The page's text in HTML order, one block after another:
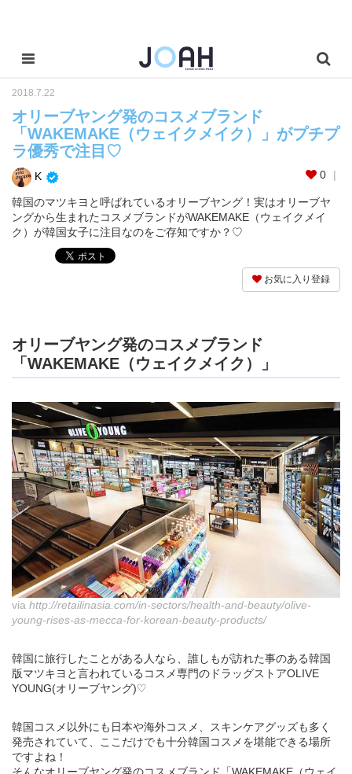
2018.7.22
オリーブヤング発のコスメブランド
「WAKEMAKE（ウェイクメイク）」がプチプ
ラ優秀で注目♡
K 0
韓国のマツキヨと呼ばれているオリーブヤング！実はオリーブヤ
ングから生まれたコスメブランドがWAKEMAKE（ウェイクメイ
ク）が韓国女子に注目なのをご存知ですか？♡
お気に入り登録
オリーブヤング発のコスメブランド
「WAKEMAKE（ウェイクメイク）」
via http://retailinasia.com/in-sectors/health-and-beauty/olive-
young-rises-as-mecca-for-korean-beauty-products/
韓国に旅行したことがある人なら、誰しもが訪れた事のある韓国
版マツキヨと言われているコスメ専門のドラッグストアOLIVE
YOUNG(オリーブヤング)♡
韓国コスメ以外にも日本や海外コスメ、スキンケアグッズも多く
発売されていて、ここだけでも十分韓国コスメを堪能できる場所
ですよね！